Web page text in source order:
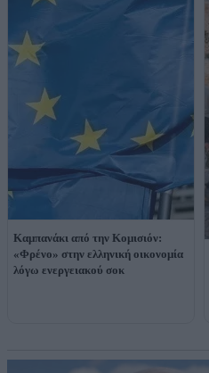
Καμπανάκι από την Κομισιόν:
«Φρένο» στην ελληνική οικονομία
λόγω ενεργειακού σοκ